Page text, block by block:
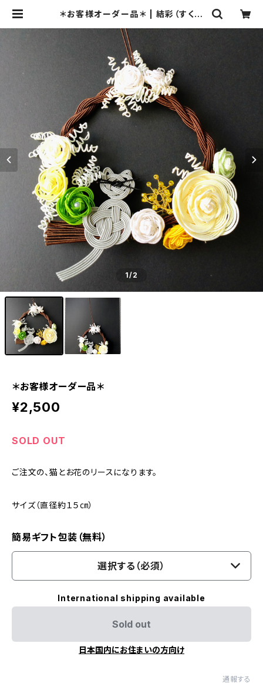
＊お客様オーダー品＊ | 結彩（すくい
1/2
＊お客様オーダー品＊
¥2,500
SOLD OUT
ご注文の、猫とお花のリースになります。
サイズ（直径約１５㎝）
簡易ギフト包装（無料）
選択する（必須）
International shipping available
Sold out
日本国内にお住まいの方向け
通報する